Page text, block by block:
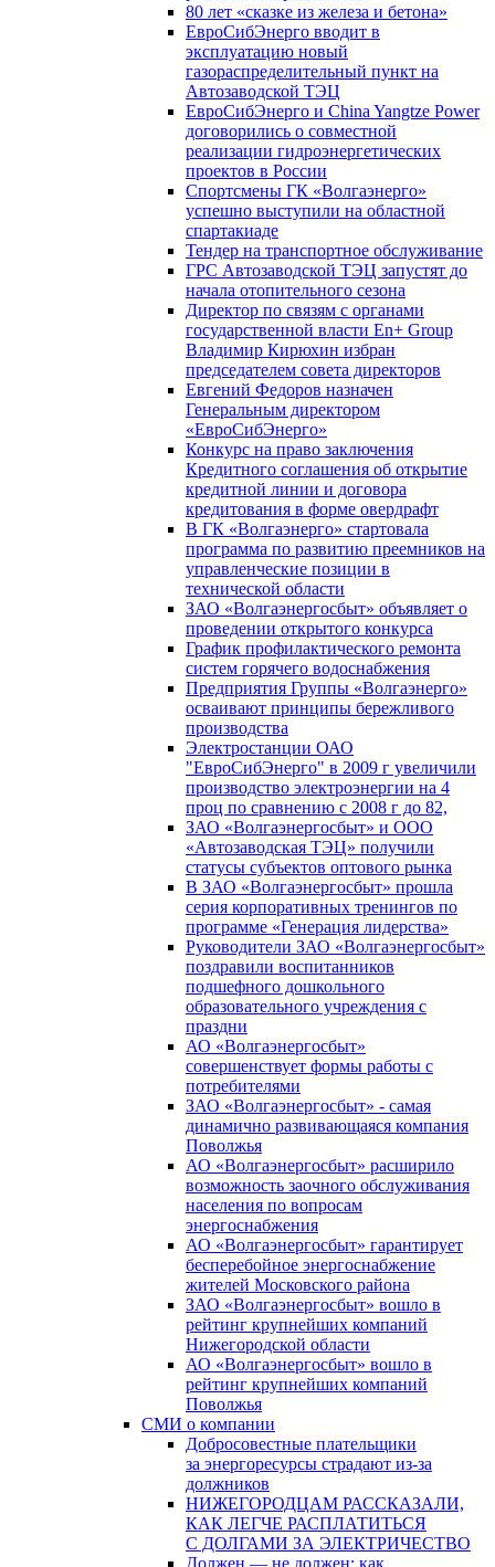
80 лет «сказке из железа и бетона»
ЕвроСибЭнерго вводит в
эксплуатацию новый
газораспределительный пункт на
Автозаводской ТЭЦ
ЕвроСибЭнерго и China Yangtze Power
договорились о совместной
реализации гидроэнергетических
проектов в России
Спортсмены ГК «Волгаэнерго»
успешно выступили на областной
спартакиаде
Тендер на транспортное обслуживание
ГРС Автозаводской ТЭЦ запустят до
начала отопительного сезона
Директор по связям с органами
государственной власти En+ Group
Владимир Кирюхин избран
председателем совета директоров
Евгений Федоров назначен
Генеральным директором
«ЕвроСибЭнерго»
Конкурс на право заключения
Кредитного соглашения об открытие
кредитной линии и договора
кредитования в форме овердрафт
В ГК «Волгаэнерго» стартовала
программа по развитию преемников на
управленческие позиции в
технической области
ЗАО «Волгаэнергосбыт» объявляет о
проведении открытого конкурса
График профилактического ремонта
систем горячего водоснабжения
Предприятия Группы «Волгаэнерго»
осваивают принципы бережливого
производства
Электростанции ОАО
"ЕвроСибЭнерго" в 2009 г увеличили
производство электроэнергии на 4
проц по сравнению с 2008 г до 82,
ЗАО «Волгаэнергосбыт» и ООО
«Автозаводская ТЭЦ» получили
статусы субъектов оптового рынка
В ЗАО «Волгаэнергосбыт» прошла
серия корпоративных тренингов по
программе «Генерация лидерства»
Руководители ЗАО «Волгаэнергосбыт»
поздравили воспитанников
подшефного дошкольного
образовательного учреждения с
праздни
АО «Волгаэнергосбыт»
совершенствует формы работы с
потребителями
ЗАО «Волгаэнергосбыт» - самая
динамично развивающаяся компания
Поволжья
АО «Волгаэнергосбыт» расширило
возможность заочного обслуживания
населения по вопросам
энергоснабжения
АО «Волгаэнергосбыт» гарантирует
бесперебойное энергоснабжение
жителей Московского района
ЗАО «Волгаэнергосбыт» вошло в
рейтинг крупнейших компаний
Нижегородской области
АО «Волгаэнергосбыт» вошло в
рейтинг крупнейших компаний
Поволжья
СМИ о компании
Добросовестные плательщики
за энергоресурсы страдают из-за
должников
НИЖЕГОРОДЦАМ РАССКАЗАЛИ,
КАК ЛЕГЧЕ РАСПЛАТИТЬСЯ
С ДОЛГАМИ ЗА ЭЛЕКТРИЧЕСТВО